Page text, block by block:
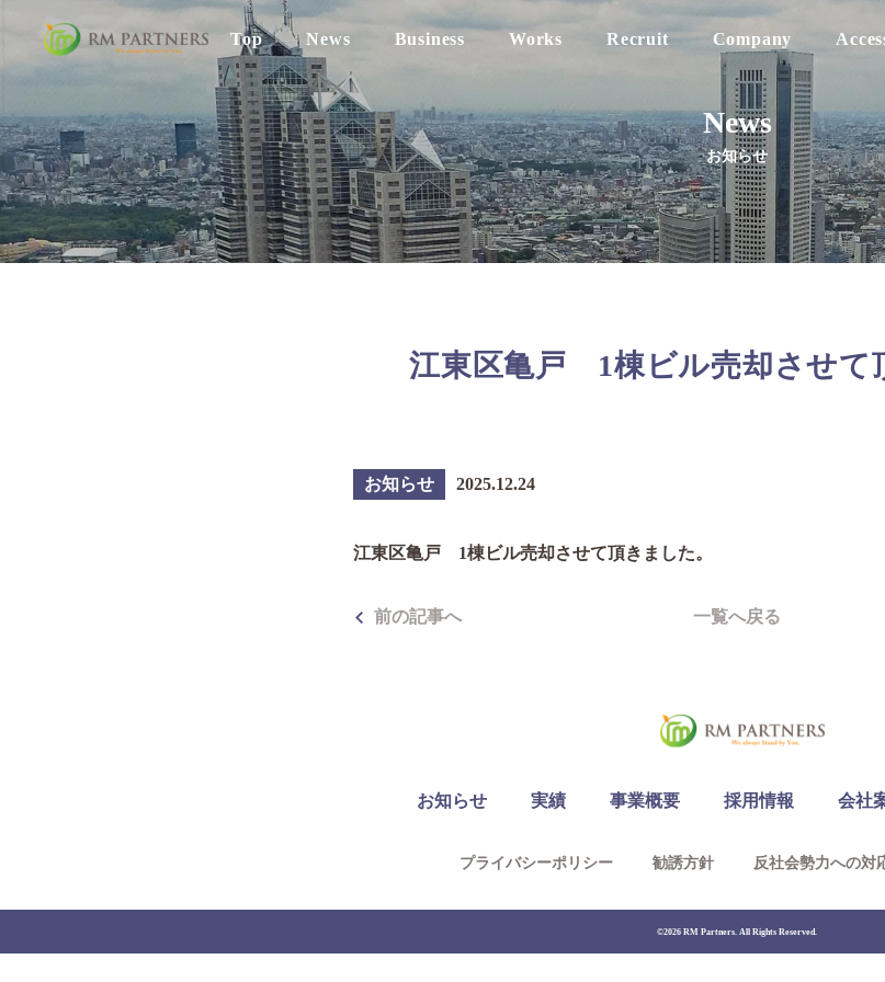
Top News Business
Business
Realestate
Works
Works
Property for Sale
Recruit Company
Company
Message
News
お知らせ
江東区亀戸 1棟ビル売却させて
お知らせ 2025.12.24
江東区亀戸 1棟ビル売却させて頂きました。
前の記事へ 一覧へ戻る
お知らせ 実績 事業概要 採用情報 会社
プライバシーポリシー 勧誘方針 反社会勢力への対
©2026 RM Partners. All Rights Reserved.